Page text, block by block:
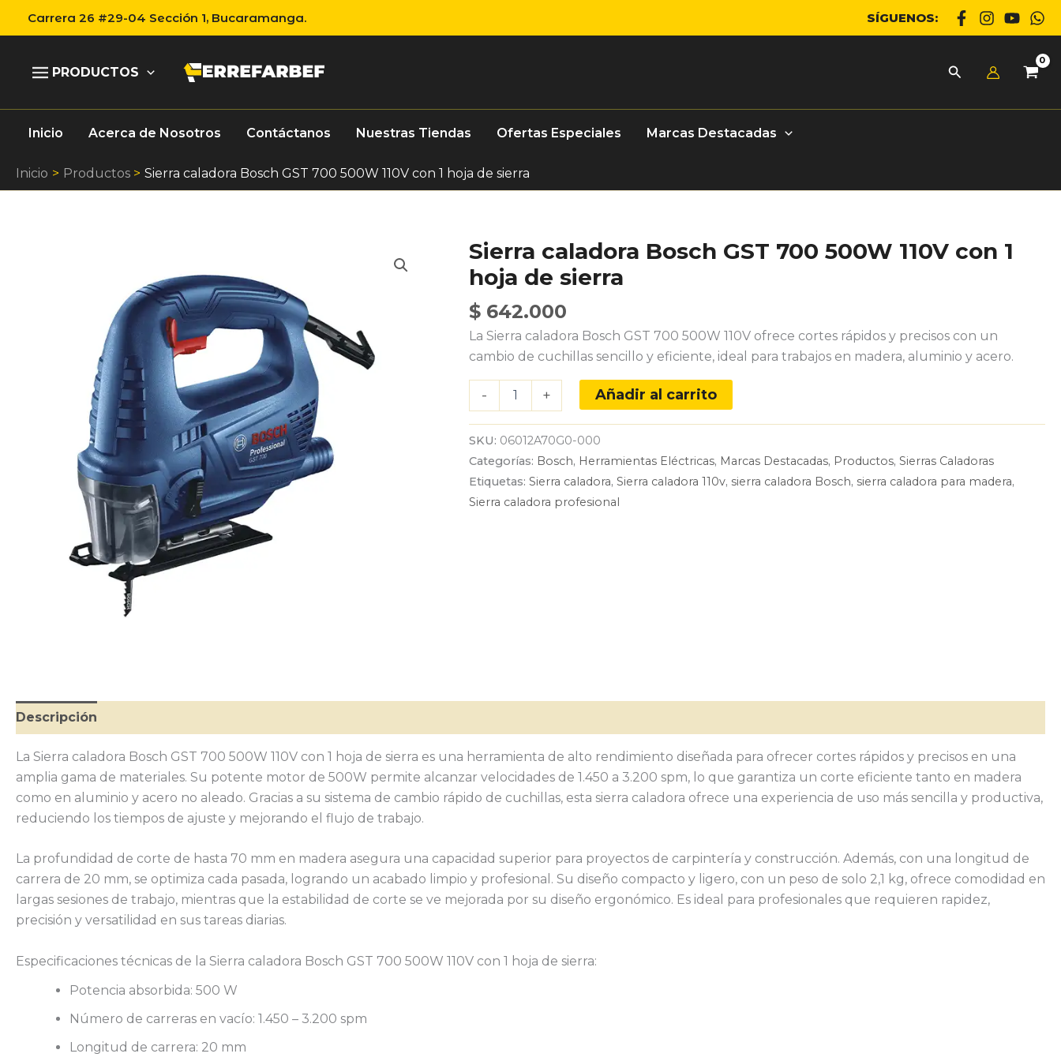
Carrera 26 #29-04 Sección 1, Bucaramanga. SÍGUENOS:
PRODUCTOS
Inicio Acerca de Nosotros Contáctanos Nuestras Tiendas Ofertas Especiales Marcas Destacadas
Inicio Productos Sierra caladora Bosch GST 700 500W 110V con 1 hoja de sierra
Sierra caladora Bosch GST 700 500W 110V con 1
hoja de sierra
$642.000
La Sierra caladora Bosch GST 700 500W 110V ofrece cortes rápidos y precisos con un
cambio de cuchillas sencillo y eficiente, ideal para trabajos en madera, aluminio y acero.
-
GST
500W
110V
con
+ Añadir al carrito
SKU: 06012A70G0-000
Categorías: Bosch, Herramientas Eléctricas, Marcas Destacadas, Productos, Sierras Caladoras
Etiquetas: Sierra caladora, Sierra caladora 110v, sierra caladora Bosch, sierra caladora para madera,
Sierra caladora profesional
Descripción
La Sierra caladora Bosch GST 700 500W 110V con 1 hoja de sierra es una herramienta de alto rendimiento diseñada para ofrecer cortes rápidos y precisos en una
amplia gama de materiales. Su potente motor de 500W permite alcanzar velocidades de 1.450 a 3.200 spm, lo que garantiza un corte eficiente tanto en madera
como en aluminio y acero no aleado. Gracias a su sistema de cambio rápido de cuchillas, esta sierra caladora ofrece una experiencia de uso más sencilla y productiva,
reduciendo los tiempos de ajuste y mejorando el flujo de trabajo.
La profundidad de corte de hasta 70 mm en madera asegura una capacidad superior para proyectos de carpintería y construcción. Además, con una longitud de
carrera de 20 mm, se optimiza cada pasada, logrando un acabado limpio y profesional. Su diseño compacto y ligero, con un peso de solo 2,1 kg, ofrece comodidad en
largas sesiones de trabajo, mientras que la estabilidad de corte se ve mejorada por su diseño ergonómico. Es ideal para profesionales que requieren rapidez,
precisión y versatilidad en sus tareas diarias.
Especificaciones técnicas de la Sierra caladora Bosch GST 700 500W 110V con 1 hoja de sierra:
Potencia absorbida: 500 W
Número de carreras en vacío: 1.450 – 3.200 spm
Longitud de carrera: 20 mm